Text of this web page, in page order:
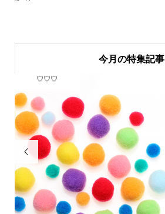
今月の特集記事

♡♡♡